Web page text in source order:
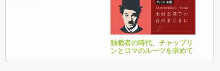
独裁者の時代、チャップリ
ンとロマのルーツを求めて